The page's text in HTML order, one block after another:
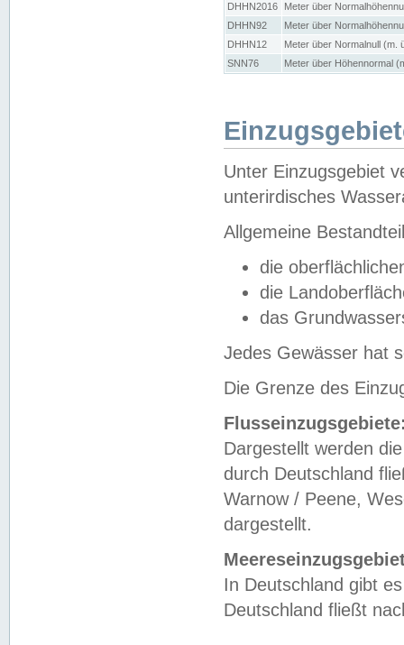
DHHN2016
Meter über
DHHN92
Meter über
DHHN12
Meter über Normalnull (m.
SNN76
Meter über Höhennormal
Unter Einzugsgebiet
unterirdisches
Allgemeine
die
die
das
Jedes Gewässer hat
Die Grenze des
Dargestellt werden
durch Deutschland
Warnow / Peene,
dargestellt.
In Deutschland gibt
Deutschland fließt